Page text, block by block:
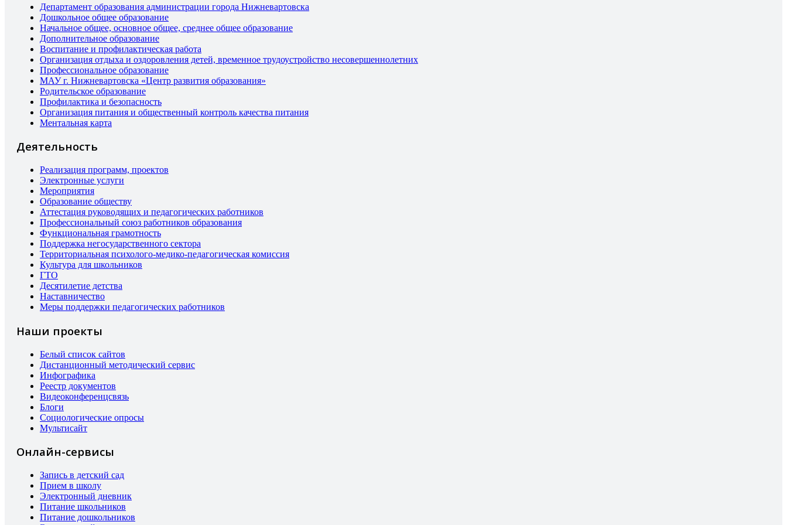
Департамент образования администрации города Нижневартовска
Дошкольное общее образование
Начальное общее, основное общее, среднее общее образование
Дополнительное образование
Воспитание и профилактическая работа
Организация отдыха и оздоровления детей, временное трудоустройство несовершеннолетних
Профессиональное образование
МАУ г. Нижневартовска «Центр развития образования»
Родительское образование
Профилактика и безопасность
Организация питания и общественный контроль качества питания
Ментальная карта
Деятельность
Реализация программ, проектов
Электронные услуги
Мероприятия
Образование обществу
Аттестация руководящих и педагогических работников
Профессиональный союз работников образования
Функциональная грамотность
Поддержка негосударственного сектора
Территориальная психолого-медико-педагогическая комиссия
Культура для школьников
ГТО
Десятилетие детства
Наставничество
Меры поддержки педагогических работников
Наши проекты
Белый список сайтов
Дистанционный методический сервис
Инфографика
Реестр документов
Видеоконференцсвязь
Блоги
Социологические опросы
Мультисайт
Онлайн-сервисы
Запись в детский сад
Прием в школу
Электронный дневник
Питание школьников
Питание дошкольников